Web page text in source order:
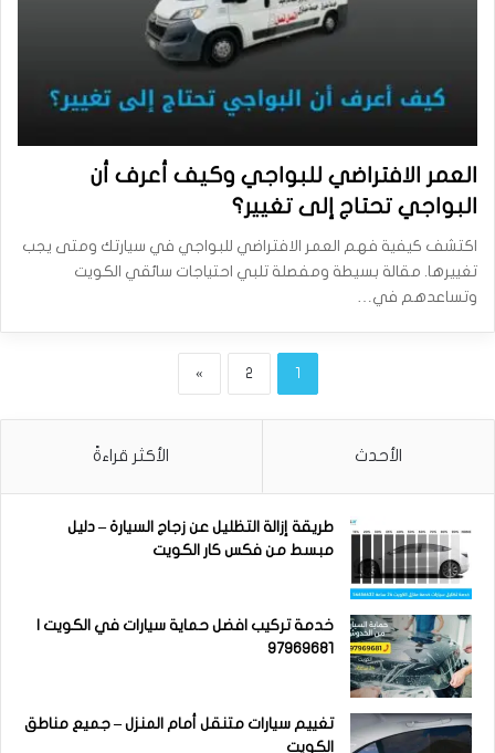
العمر الافتراضي للبواجي وكيف أعرف أن
البواجي تحتاج إلى تغيير؟
اكتشف كيفية فهم العمر الافتراضي للبواجي في سيارتك ومتى يجب
تغييرها. مقالة بسيطة ومفصلة تلبي احتياجات سائقي الكويت
وتساعدهم في…
1
2
»
الأحدث الأكثر قراءةً
طريقة إزالة التظليل عن زجاج السيارة – دليل
مبسط من فكس كار الكويت
خدمة تركيب افضل حماية سيارات في الكويت |
97969681
تغييم سيارات متنقل أمام المنزل – جميع مناطق
الكويت